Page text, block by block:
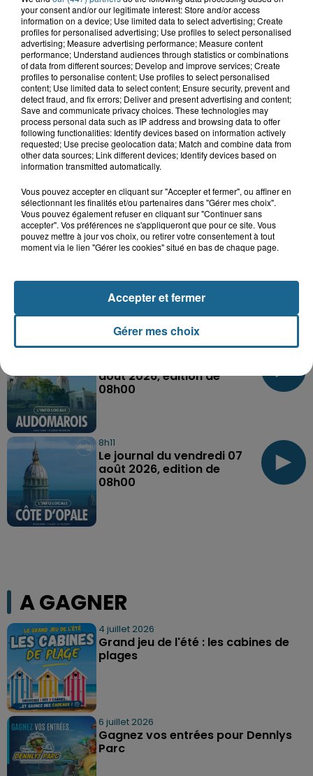
TOUTE L'ACTU
après une violente sortie de route...
NOS JOURNAUX
8h11
Le journal du vendredi 07
août 2026, edition de
08h00
août 2026, edition de
08h00
8h11
août 2026, edition de
08h00
8h11
Le journal du vendredi 07
août 2026, edition de
08h00
A GAGNER
4 juillet 2026
Grand jeu de l'été : les cabines de
plages
6 juillet 2026
Gagnez vos entrées pour Dennlys
Parc
your consent and/or our legitimate interest: Store and/or access
information on a device; Use limited data to select advertising; Create
profiles for personalised advertising; Use profiles to select personalised
advertising; Measure advertising performance; Measure content
performance; Understand audiences through statistics or combinations
of data from different sources; Develop and improve services; Create
profiles to personalise content; Use profiles to select personalised
content; Use limited data to select content; Ensure security, prevent and
detect fraud, and fix errors; Deliver and present advertising and content;
Save and communicate privacy choices. These technologies may
process personal data such as IP address and browsing data to offer
following functionalities: Identify devices based on information actively
requested; Use precise geolocation data; Match and combine data from
other data sources; Link different devices; Identify devices based on
information transmitted automatically.
Vous pouvez accepter en cliquant sur "Accepter et fermer", ou affiner en
sélectionnant les finalités et/ou partenaires dans "Gérer mes choix".
Vous pouvez également refuser en cliquant sur "Continuer sans
accepter". Vos préférences ne s'appliqueront que pour ce site. Vous
pouvez mettre à jour vos choix, ou retirer votre consentement à tout
moment via le lien "Gérer les cookies" situé en bas de chaque page.
Gérer mes choix
Accepter et fermer